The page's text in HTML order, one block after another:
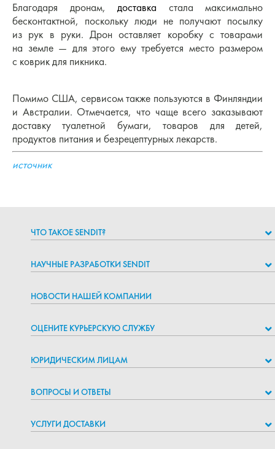
ЧТО ТАКОЕ SENDIT?
НАУЧНЫЕ РАЗРАБОТКИ SENDIT
НОВОСТИ НАШЕЙ КОМПАНИИ
ОЦЕНИТЕ КУРЬЕРСКУЮ СЛУЖБУ
ЮРИДИЧЕСКИМ ЛИЦАМ
ВОПРОСЫ И ОТВЕТЫ
УСЛУГИ ДОСТАВКИ
Благодаря дронам, доставка стала максимально
бесконтактной, поскольку люди не получают посылку
из рук в руки. Дрон оставляет коробку с товарами
на земле — для этого ему требуется место размером
с коврик для пикника.
Помимо США, сервисом также пользуются в Финляндии
и Австралии. Отмечается, что чаще всего заказывают
доставку туалетной бумаги, товаров для детей,
продуктов питания и безрецептурных лекарств.
источник